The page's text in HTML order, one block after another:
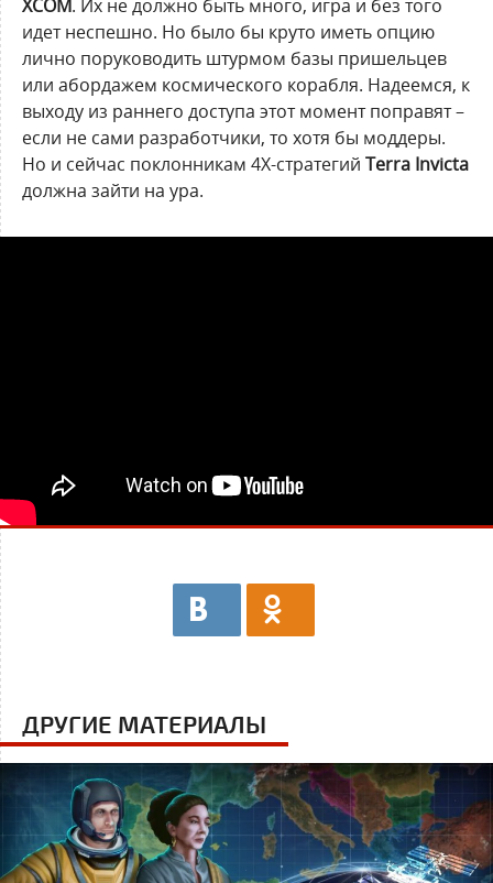
XCOM. Их не должно быть много, игра и без того
идет неспешно. Но было бы круто иметь опцию
лично поруководить штурмом базы пришельцев
или абордажем космического корабля. Надеемся, к
выходу из раннего доступа этот момент поправят –
если не сами разработчики, то хотя бы моддеры.
Но и сейчас поклонникам 4X-стратегий Terra Invicta
должна зайти на ура.
ДРУГИЕ МАТЕРИАЛЫ